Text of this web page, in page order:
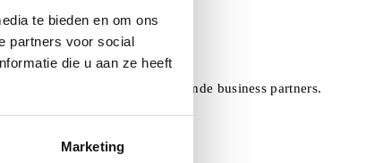
te bieden en om ons
partners voor social
die u aan ze heeft
Marketing
bij retourafhandeling).
of door onze verschillende business partners.